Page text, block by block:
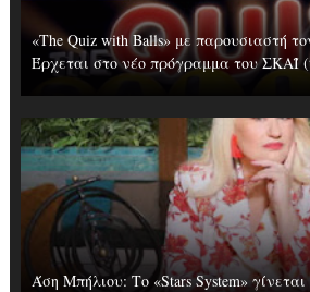
«The Quiz with Balls» με παρουσιαστή
Έρχεται στο νέο πρόγραμμα του ΣΚΑΪ
Άση Μπήλιου: Το «Stars System»